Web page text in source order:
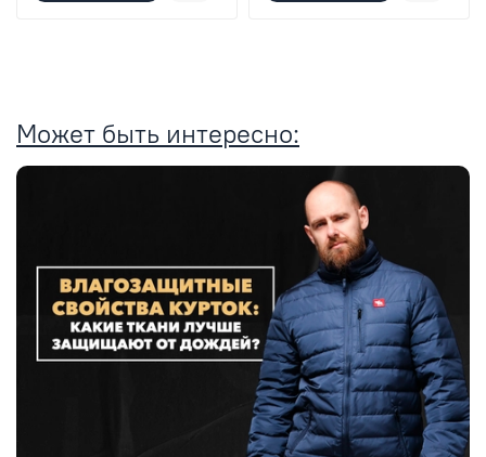
Может быть интересно: